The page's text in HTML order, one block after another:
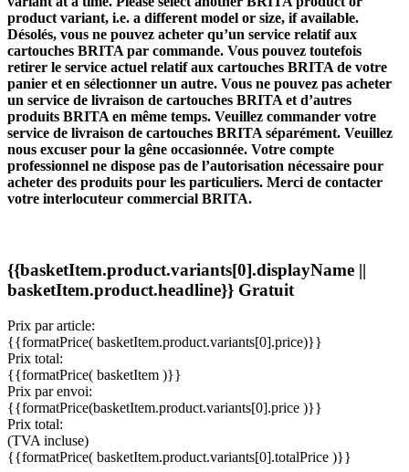
product variant, i.e. a different model or size, if available.
Désolés, vous ne pouvez acheter qu’un service relatif aux
cartouches BRITA par commande. Vous pouvez toutefois
retirer le service actuel relatif aux cartouches BRITA de votre
panier et en sélectionner un autre. Vous ne pouvez pas acheter
un service de livraison de cartouches BRITA et d’autres
produits BRITA en même temps. Veuillez commander votre
service de livraison de cartouches BRITA séparément. Veuillez
nous excuser pour la gêne occasionnée. Votre compte
professionnel ne dispose pas de l’autorisation nécessaire pour
acheter des produits pour les particuliers. Merci de contacter
votre interlocuteur commercial BRITA.
{{basketItem.product.variants[0].displayName ||
basketItem.product.headline}} Gratuit
Prix par article:
{{formatPrice( basketItem.product.variants[0].price)}}
Prix total:
{{formatPrice( basketItem )}}
Prix par envoi:
{{formatPrice(basketItem.product.variants[0].price )}}
Prix total:
(TVA incluse)
{{formatPrice( basketItem.product.variants[0].totalPrice )}}